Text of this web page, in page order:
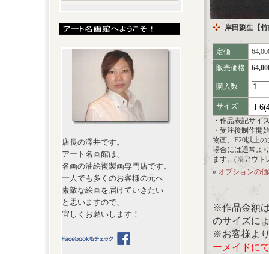
店長の澤井です。
アート名画館は、
名画の油絵複製画専門店です。
一人でも多くのお客様の元へ
素敵な絵画を届けていきたい
と思いますので、
宜しくお願いします！
岸田劉生【
定価
販売価格
購入数
サイズ
・作品表記サイ
・受注後制作開
物画、F20以上
場合には通常よ
ます。(※アウト
» オプションの
※作品金額
のサイズに
※お客様よ
ーメイドに